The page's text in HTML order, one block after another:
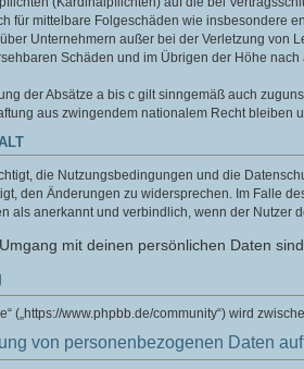
für mittelbare Folgeschäden wie insbesondere
Unternehmern außer bei der Verletzung von
Schäden und im Übrigen der Höhe
der Absätze a bis c gilt sinngemäß auch
aus zwingendem nationalem Recht bleiben
die Nutzungsbedingungen und die
den Änderungen zu widersprechen. Im Falle
als anerkannt und verbindlich, wenn der Nutzer
mit deinen persönlichen Daten
(„https://www.phpbb.de/community“) wird
von personenbezogenen Daten